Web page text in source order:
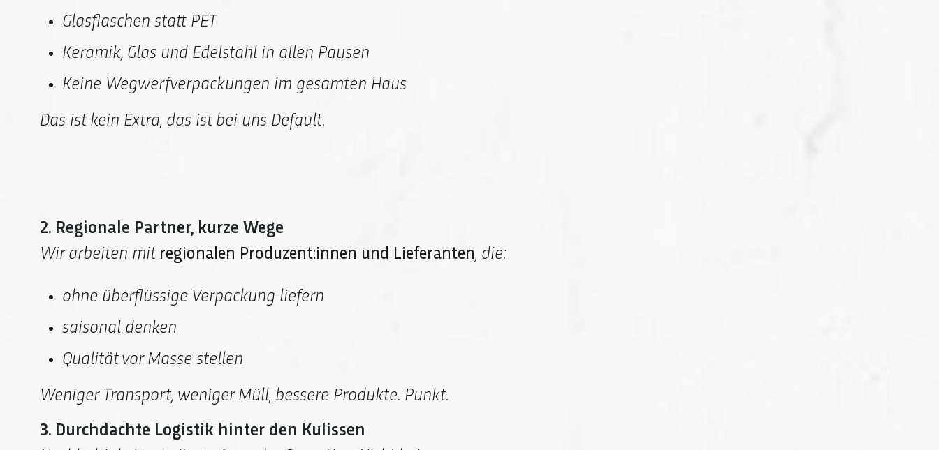
Glasflaschen statt PET
Keramik, Glas und Edelstahl in allen Pausen
Keine Wegwerfverpackungen im gesamten Haus
Das ist kein Extra, das ist bei uns Default.
2. Regionale Partner, kurze Wege
Wir arbeiten mit regionalen Produzent:innen und Lieferanten, die:
ohne überflüssige Verpackung liefern
saisonal denken
Qualität vor Masse stellen
Weniger Transport, weniger Müll, bessere Produkte. Punkt.
3. Durchdachte Logistik hinter den Kulissen